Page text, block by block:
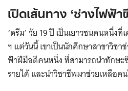
เปิดเส้นทาง ‘ช่างไฟฟ้
‘ดรีม’ วัย 19 ปี เป็นเยาวชนคนหนึ่ง
ฯ แต่วันนี้ เขาเป็นนักศึกษาสาขาวิชา
ฟ้าฝีมือดีคนหนึ่ง ที่สามารถนำทักษะ
รายได้ และนำวิชาชีพมาช่วยเหลือค